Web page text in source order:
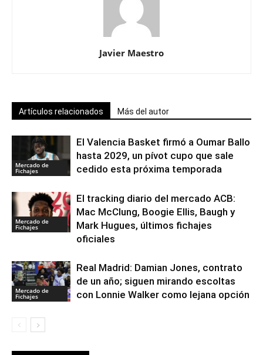
Javier Maestro
Artículos relacionados Más del autor
Mercado de
Fichajes
El Valencia Basket firmó a Oumar Ballo
hasta 2029, un pívot cupo que sale
cedido esta próxima temporada
Mercado de
Fichajes
El tracking diario del mercado ACB:
Mac McClung, Boogie Ellis, Baugh y
Mark Hugues, últimos fichajes
oficiales
Mercado de
Fichajes
Real Madrid: Damian Jones, contrato
de un año; siguen mirando escoltas
con Lonnie Walker como lejana opción